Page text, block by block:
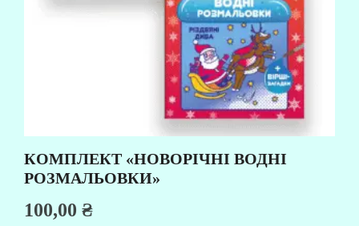
КОМПЛЕКТ «НОВОРІЧНІ ВОДНІ
РОЗМАЛЬОВКИ»
100,00 ₴